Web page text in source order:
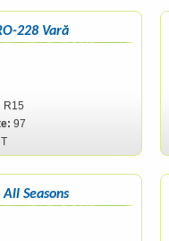
228 Vară
R15
97
T
Seasons